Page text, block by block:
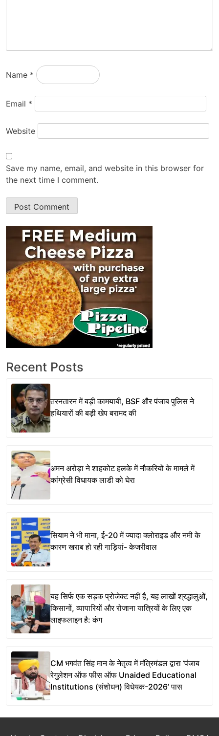
Name *
Email *
Website
Save my name, email, and website in this browser for
the next time I comment.
Recent Posts
तरनतारन में बड़ी कामयाबी, BSF और पंजाब पुलिस ने
हथियारों की बड़ी खेप बरामद की
अमन अरोड़ा ने शाहकोट हलके में नौकरियों के मामले में
कांग्रेसी विधायक लाडी को घेरा
सियाम ने भी माना, ई-20 में ज्यादा क्लोराइड और नमी के
कारण खराब हो रही गाड़ियां- केजरीवाल
यह सिर्फ एक सड़क प्रोजेक्ट नहीं है, यह लाखों श्रद्धालुओं,
किसानों, व्यापारियों और रोजाना यात्रियों के लिए एक
लाइफलाइन है: कंग
CM भगवंत सिंह मान के नेतृत्व में मंत्रिमंडल द्वारा ‘पंजाब
रेगुलेशन ऑफ फीस ऑफ Unaided Educational
Institutions (संशोधन) विधेयक-2026’ पास